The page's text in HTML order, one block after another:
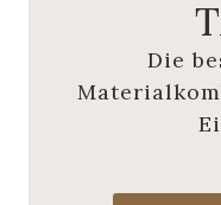
Die